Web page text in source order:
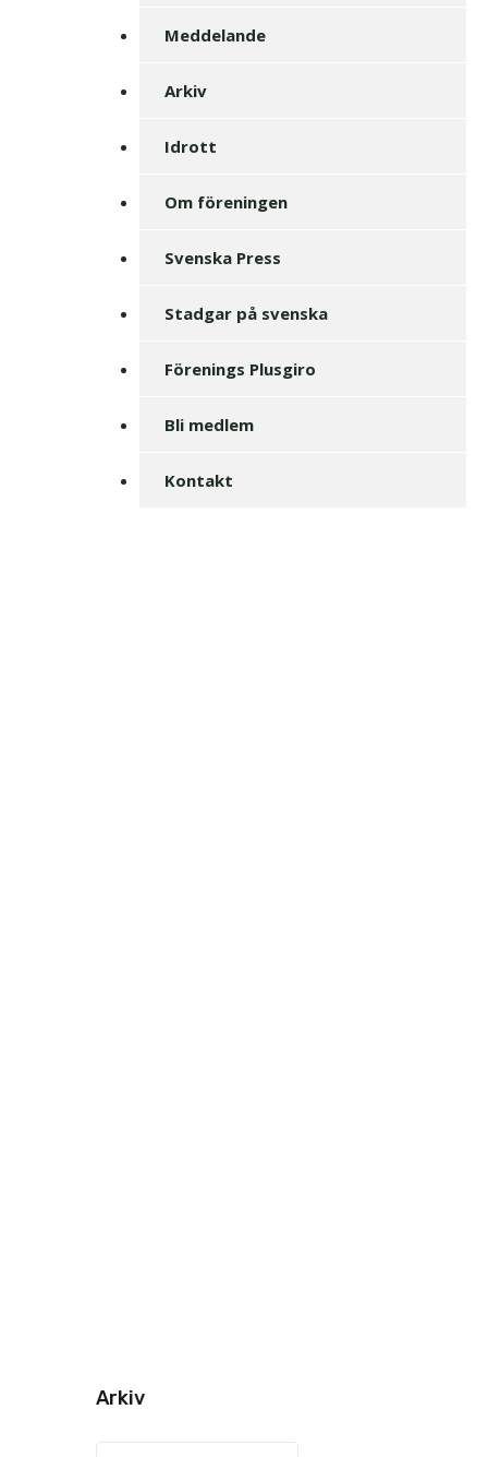
Meddelande
Arkiv
Idrott
Om föreningen
Svenska Press
Stadgar på svenska
Förenings Plusgiro
Bli medlem
Kontakt
Arkiv